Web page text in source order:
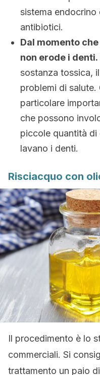
sistema endocrino
antibiotici.
Dal momento
non erode i denti.
sostanza tossica,
problemi di salute.
particolare
che possono
piccole quantità
lavano i denti.
Risciacquo con
Il procedimento è lo
commerciali. Si
trattamento un paio